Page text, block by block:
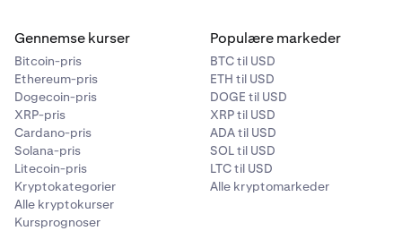
Gennemse kurser
Bitcoin-pris
Ethereum-pris
Dogecoin-pris
XRP-pris
Cardano-pris
Solana-pris
Litecoin-pris
Kryptokategorier
Alle kryptokurser
Kursprognoser
Populære markeder
BTC til USD
ETH til USD
DOGE til USD
XRP til USD
ADA til USD
SOL til USD
LTC til USD
Alle kryptomarkeder